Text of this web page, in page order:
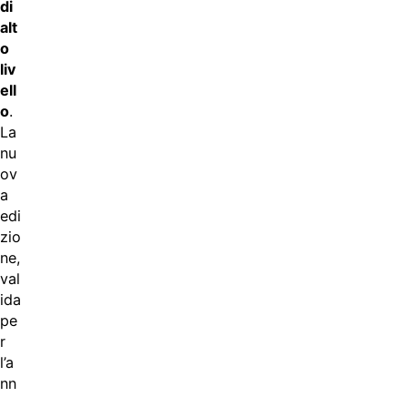
di
alt
o
liv
ell
o.
La
nu
ov
a
edi
zio
ne,
val
ida
pe
r
l’a
nn